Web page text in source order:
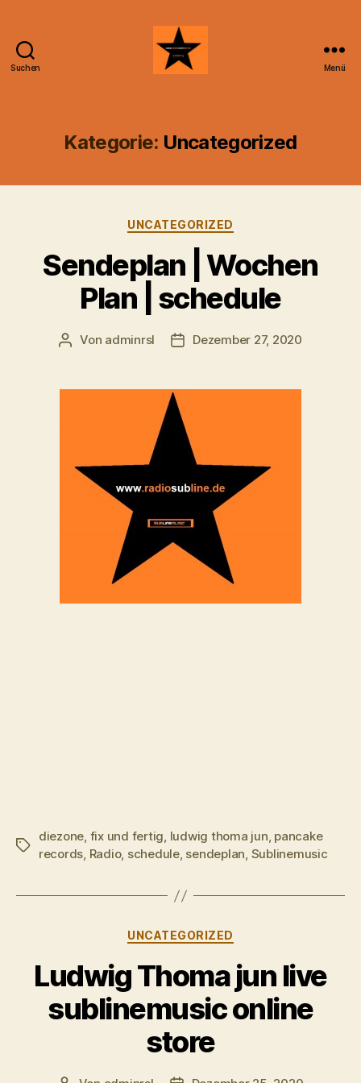
Suchen Menü
Kategorie: Uncategorized
Kategorien
UNCATEGORIZED
Sendeplan | Wochen
Plan | schedule
Beitragsautor
Von adminrsl Beitragsdatum
Dezember 27, 2020
Schlagwörter
diezone, fix und fertig, ludwig thoma jun, pancake
records, Radio, schedule, sendeplan, Sublinemusic
Kategorien
UNCATEGORIZED
Ludwig Thoma jun live
sublinemusic online
store